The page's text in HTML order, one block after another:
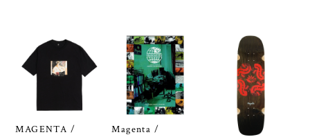
MAGENTA /
Magenta /